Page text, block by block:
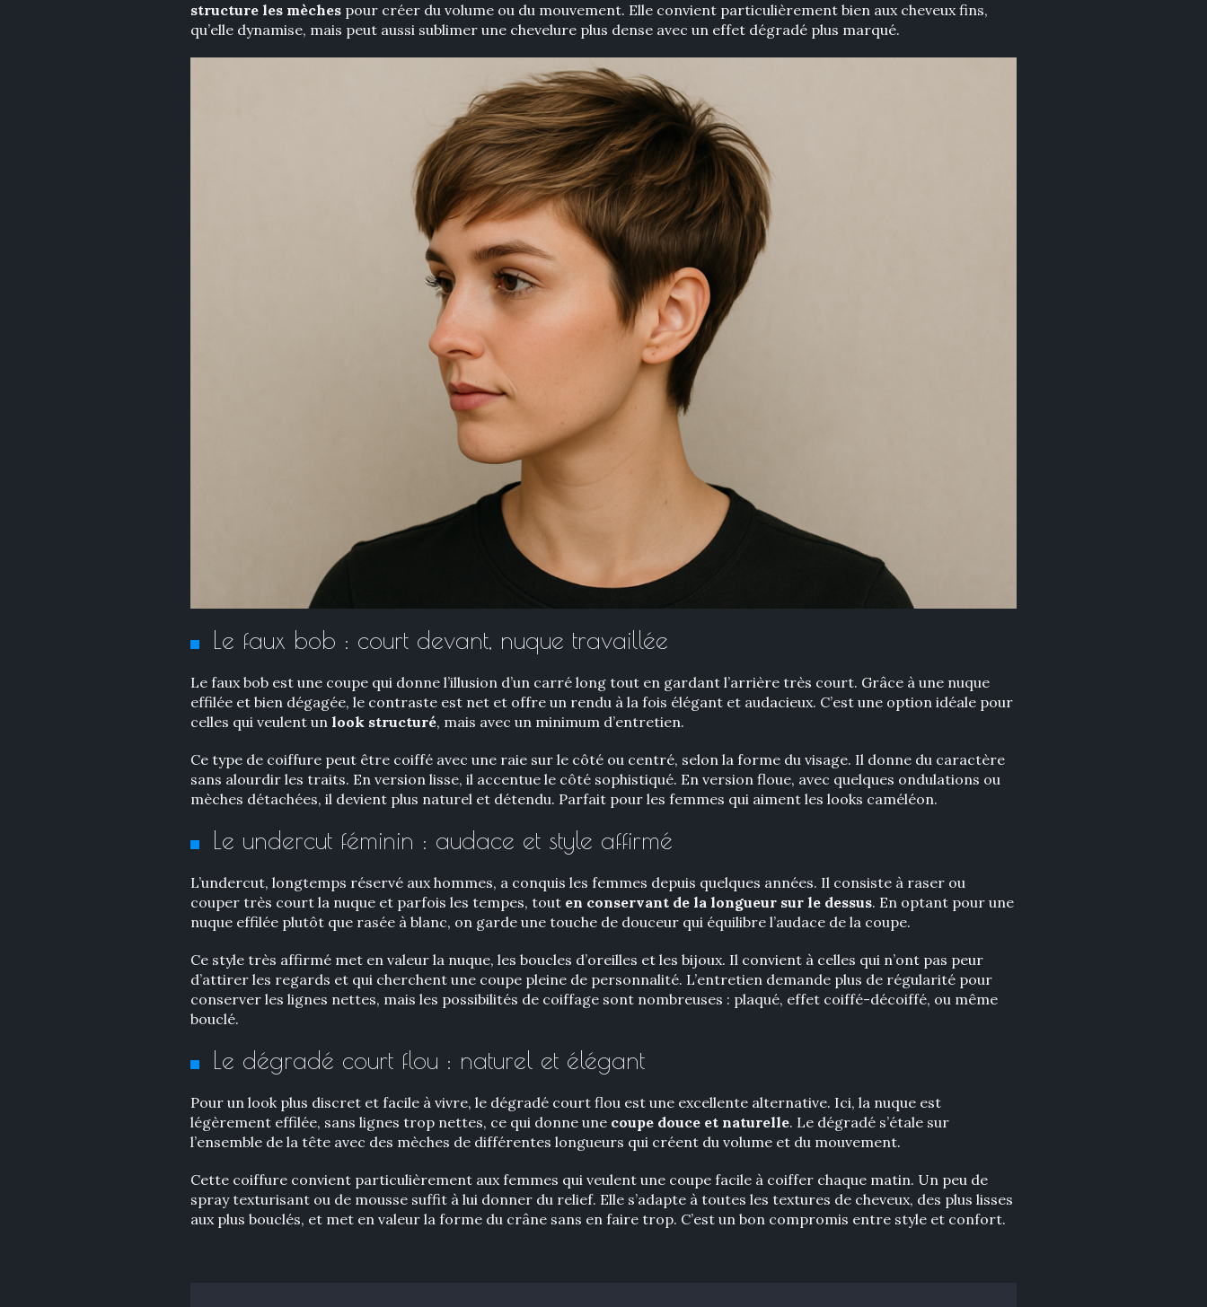
structure les mèches pour créer du volume ou du mouvement. Elle convient particulièrement bien aux cheveux fins,
qu’elle dynamise, mais peut aussi sublimer une chevelure plus dense avec un effet dégradé plus marqué.
Le faux bob : court devant, nuque travaillée
Le faux bob est une coupe qui donne l’illusion d’un carré long tout en gardant l’arrière très court. Grâce à une nuque
effilée et bien dégagée, le contraste est net et offre un rendu à la fois élégant et audacieux. C’est une option idéale pour
celles qui veulent un look structuré, mais avec un minimum d’entretien.
Ce type de coiffure peut être coiffé avec une raie sur le côté ou centré, selon la forme du visage. Il donne du caractère
sans alourdir les traits. En version lisse, il accentue le côté sophistiqué. En version floue, avec quelques ondulations ou
mèches détachées, il devient plus naturel et détendu. Parfait pour les femmes qui aiment les looks caméléon.
Le undercut féminin : audace et style affirmé
L’undercut, longtemps réservé aux hommes, a conquis les femmes depuis quelques années. Il consiste à raser ou
couper très court la nuque et parfois les tempes, tout en conservant de la longueur sur le dessus. En optant pour une
nuque effilée plutôt que rasée à blanc, on garde une touche de douceur qui équilibre l’audace de la coupe.
Ce style très affirmé met en valeur la nuque, les boucles d’oreilles et les bijoux. Il convient à celles qui n’ont pas peur
d’attirer les regards et qui cherchent une coupe pleine de personnalité. L’entretien demande plus de régularité pour
conserver les lignes nettes, mais les possibilités de coiffage sont nombreuses : plaqué, effet coiffé-décoiffé, ou même
bouclé.
Le dégradé court flou : naturel et élégant
Pour un look plus discret et facile à vivre, le dégradé court flou est une excellente alternative. Ici, la nuque est
légèrement effilée, sans lignes trop nettes, ce qui donne une coupe douce et naturelle. Le dégradé s’étale sur
l’ensemble de la tête avec des mèches de différentes longueurs qui créent du volume et du mouvement.
Cette coiffure convient particulièrement aux femmes qui veulent une coupe facile à coiffer chaque matin. Un peu de
spray texturisant ou de mousse suffit à lui donner du relief. Elle s’adapte à toutes les textures de cheveux, des plus lisses
aux plus bouclés, et met en valeur la forme du crâne sans en faire trop. C’est un bon compromis entre style et confort.